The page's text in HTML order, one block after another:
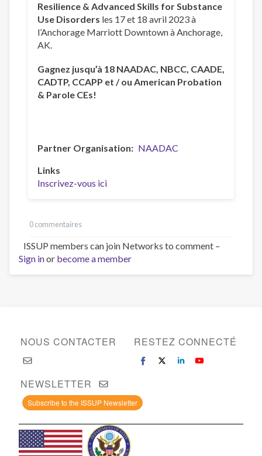
Resilience & Advanced Skills for Substance
Use Disorders les 17 et 18 avril 2023 à
l’Anchorage Marriott Downtown à Anchorage,
AK.
Gagnez jusqu’à 18 NAADAC, NBCC, CAADE,
CADTP, CCAPP et / ou American Probation
& Parole CEs!
Partner Organisation
NAADAC
Links
Inscrivez-vous ici
0 commentaires
ISSUP members can join Networks to comment –
Sign inor become a member
NOUS CONTACTER RESTEZ CONNECTÉ
NEWSLETTER
Subscribe to the ISSUP Newsletter